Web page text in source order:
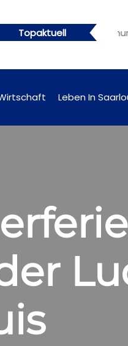
Topaktuell
Öffentliche
Leben In